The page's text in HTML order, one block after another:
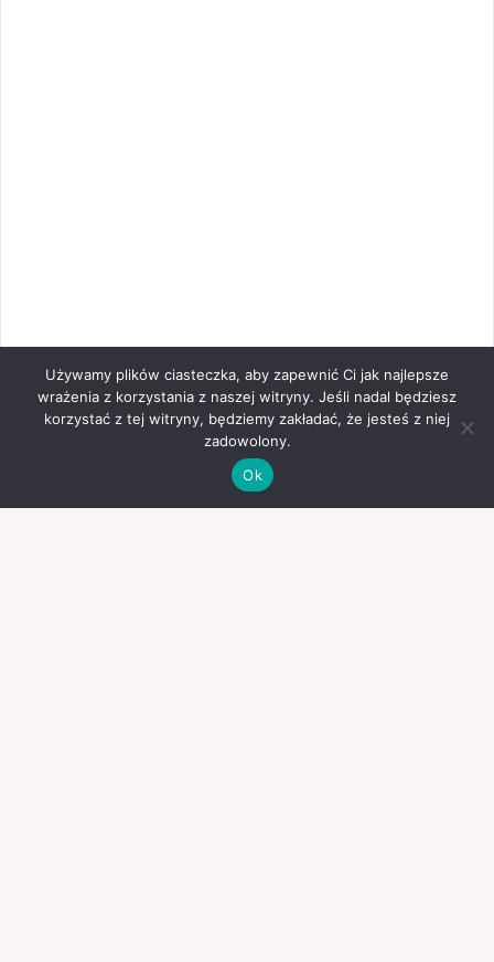
Używamy plików ciasteczka, aby zapewnić Ci jak najlepsze
wrażenia z korzystania z naszej witryny. Jeśli nadal będziesz
korzystać z tej witryny, będziemy zakładać, że jesteś z niej
zadowolony.
Ok